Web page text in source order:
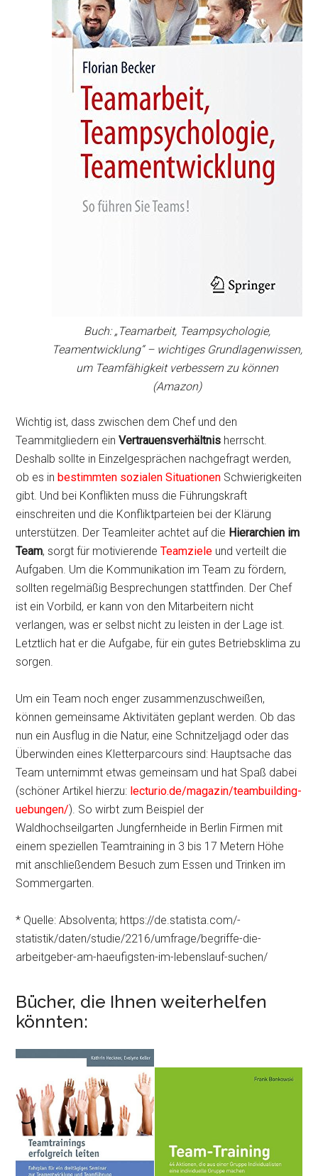
Buch: „Teamarbeit, Teampsychologie,
Teamentwicklung“ – wichtiges Grundlagenwissen,
um Teamfähigkeit verbessern zu können
(Amazon)
Wichtig ist, dass zwischen dem Chef und den
Teammitgliedern einVertrauensverhältnis herrscht.
Deshalb sollte in Einzelgesprächen nachgefragt werden,
ob es in bestimmten sozialen Situationen Schwierigkeiten
gibt. Und bei Konflikten muss die Führungskraft
einschreiten und die Konfliktparteien bei der Klärung
unterstützen. Der Teamleiter achtet auf die Hierarchien im
Team, sorgt für motivierendeTeamziele und verteilt die
Aufgaben. Um die Kommunikation im Team zu fördern,
sollten regelmäßig Besprechungen stattfinden. Der Chef
ist ein Vorbild, er kann von den Mitarbeitern nicht
verlangen, was er selbst nicht zu leisten in der Lage ist.
Letztlich hat er die Aufgabe, für ein gutes Betriebsklima zu
sorgen.
Um ein Team noch enger zusammenzuschweißen,
können gemeinsame Aktivitäten geplant werden. Ob das
nun ein Ausflug in die Natur, eine Schnitzeljagd oder das
Überwinden eines Kletterparcours sind: Hauptsache das
Team unternimmt etwas gemeinsam und hat Spaß dabei
(schöner Artikel hierzu: lecturio.de/magazin/teambuilding-
uebungen/). So wirbt zum Beispiel der
Waldhochseilgarten Jungfernheide in Berlin Firmen mit
einem speziellen Teamtraining in 3 bis 17 Metern Höhe
mit anschließendem Besuch zum Essen und Trinken im
Sommergarten.
* Quelle: Absolventa; https://de.statista.com/­
statistik/daten/­studie/2216/umfrage/­begriffe-die-
arbeitgeber-am-haeufigsten-im-lebenslauf-suchen/
Bücher, die Ihnen weiterhelfen
könnten: